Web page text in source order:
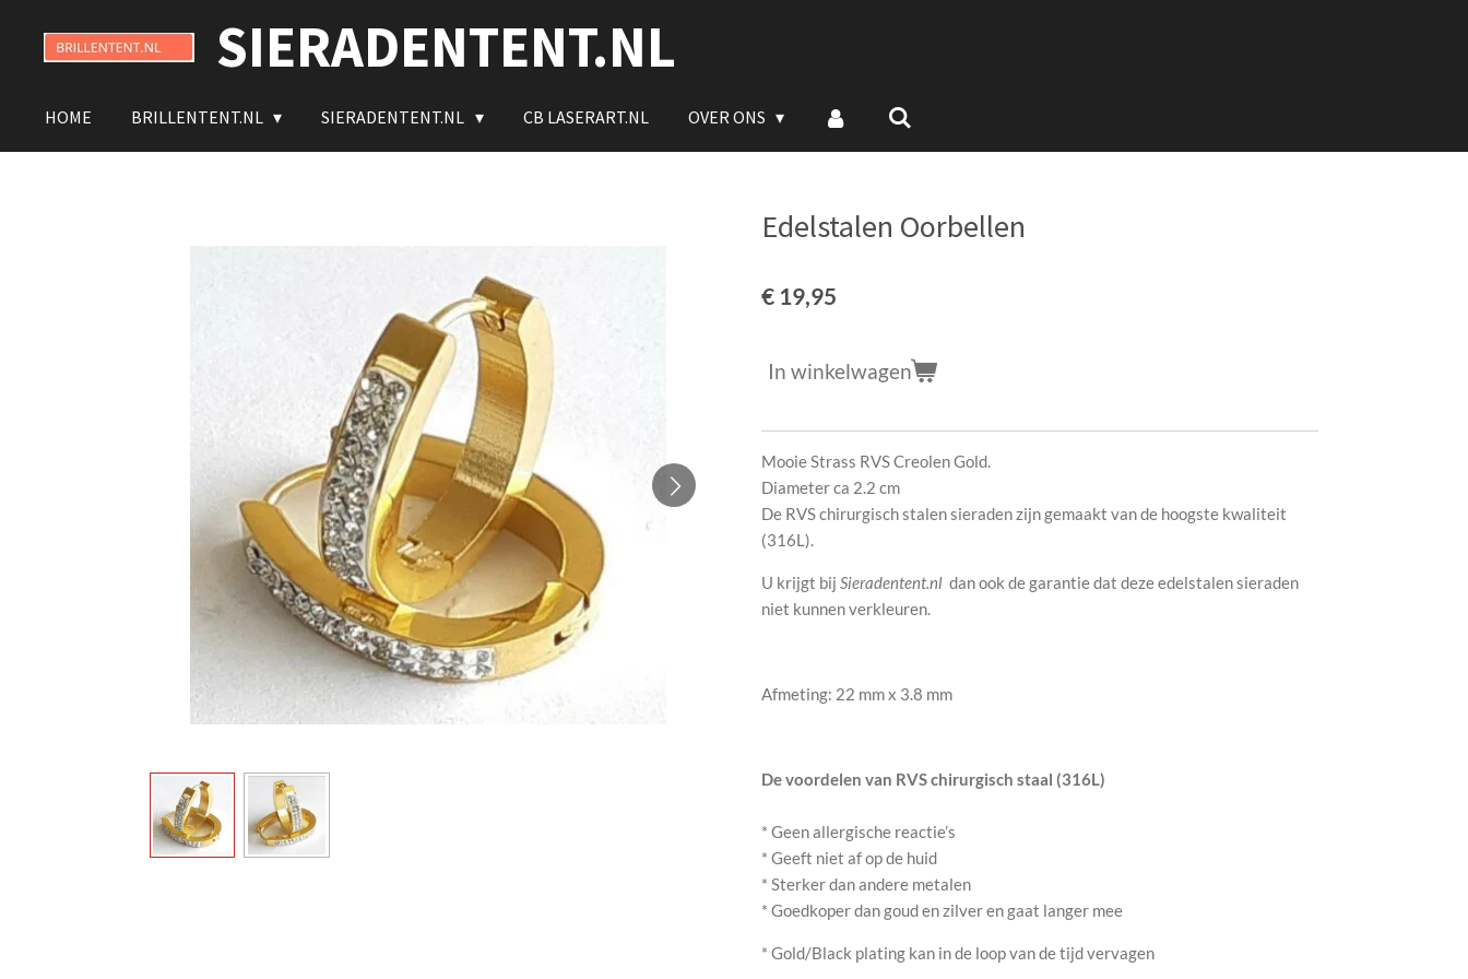
hoofdinhoud
SIERADENTENT.NL
HOME BRILLENTENT.NL SIERADENTENT.NL CB LASERART.NL OVER ONS
Edelstalen Oorbellen
€ 19,95
In winkelwagen
Mooie Strass RVS Creolen Gold.
Diameter ca 2.2 cm
De RVS chirurgisch stalen sieraden zijn gemaakt van de hoogste kwaliteit
(316L).
U krijgt bij Sieradentent.nl dan ook de garantie dat deze edelstalen sieraden
niet kunnen verkleuren.
Afmeting: 22 mm x 3.8 mm
De voordelen van RVS chirurgisch staal (316L)
* Geen allergische reactie’s
* Geeft niet af op de huid
* Sterker dan andere metalen
* Goedkoper dan goud en zilver en gaat langer mee
* Gold/Black plating kan in de loop van de tijd vervagen